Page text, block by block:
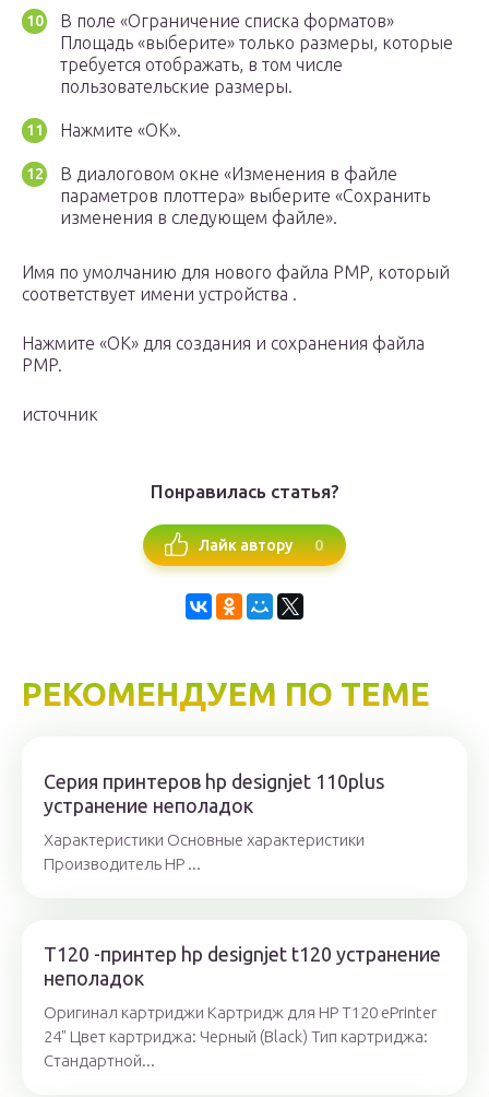
В поле «Ограничение списка форматов»
Площадь «выберите» только размеры, которые
требуется отображать, в том числе
пользовательские размеры.
Нажмите «ОК».
В диалоговом окне «Изменения в файле
параметров плоттера» выберите «Сохранить
изменения в следующем файле».
Имя по умолчанию для нового файла PMP, который
соответствует имени устройства .
Нажмите «ОК» для создания и сохранения файла
PMP.
источник
Понравилась статья?
Лайк автору 0
РЕКОМЕНДУЕМ ПО ТЕМЕ
Серия принтеров hp designjet 110plus
устранение неполадок
Характеристики Основные характеристики
Производитель HP ...
T120 -принтер hp designjet t120 устранение
неполадок
Оригинал картриджи Картридж для HP T120 ePrinter
24" Цвет картриджа: Черный (Black) Тип картриджа:
Стандартной...